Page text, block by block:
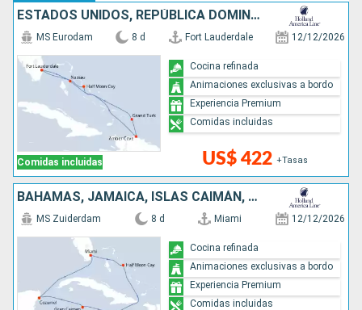
ESTADOS UNIDOS, REPÚBLICA DOMINICANA, BAHAMAS
Comidas incluidas
MS Eurodam 8 d Fort Lauderdale 12/12/2026
US$ 422 +Tasas
Cocina refinada
Animaciones exclusivas a bordo
Experiencia Premium
Comidas incluidas
BAHAMAS, JAMAICA, ISLAS CAIMÁN, MÉXICO, ESTADOS UNIDOS
MS Zuiderdam 8 d Miami 12/12/2026
Cocina refinada
Animaciones exclusivas a bordo
Experiencia Premium
Comidas incluidas